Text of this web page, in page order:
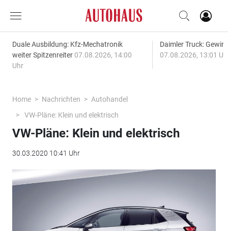
Duale Ausbildung: Kfz-Mechatronik
weiter Spitzenreiter 07.08.2026, 14:00
Uhr
Daimler Truck:
07.08.2026, 13:01
Home Nachrichten
Autohandel
VW-Pläne: Klein und elektrisch
VW-Pläne: Klein und elektrisch
30.03.2020 10:41 Uhr